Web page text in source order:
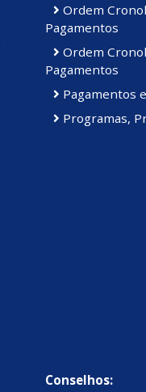
Ordem
Pagamentos
Ordem
Pagamentos
Pagamentos
Programas,
Conselhos: